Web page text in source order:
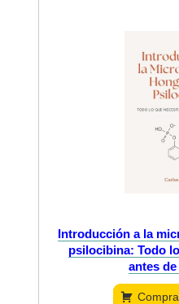
Introducción a la
psilocibina: Todo
antes